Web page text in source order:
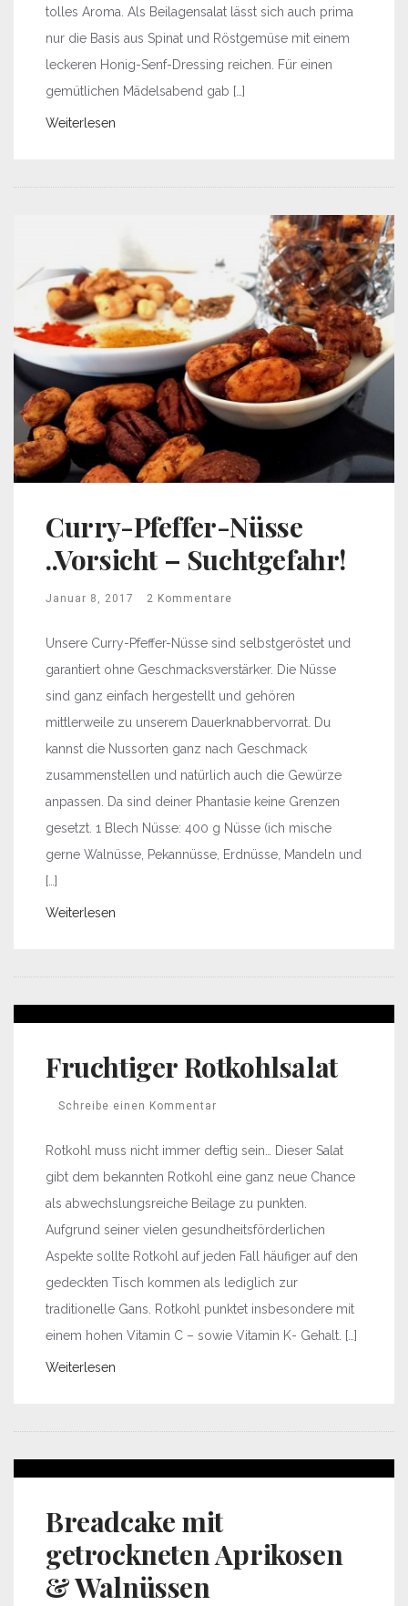
tolles Aroma. Als Beilagensalat lässt sich auch prima
nur die Basis aus Spinat und Röstgemüse mit einem
leckeren Honig-Senf-Dressing reichen. Für einen
gemütlichen Mädelsabend gab […]
Weiterlesen
Curry-Pfeffer-Nüsse
..Vorsicht – Suchtgefahr!
Januar 8, 2017 2 Kommentare
Unsere Curry-Pfeffer-Nüsse sind selbstgeröstet und
garantiert ohne Geschmacksverstärker. Die Nüsse
sind ganz einfach hergestellt und gehören
mittlerweile zu unserem Dauerknabbervorrat. Du
kannst die Nussorten ganz nach Geschmack
zusammenstellen und natürlich auch die Gewürze
anpassen. Da sind deiner Phantasie keine Grenzen
gesetzt. 1 Blech Nüsse: 400 g Nüsse (ich mische
gerne Walnüsse, Pekannüsse, Erdnüsse, Mandeln und
[…]
Weiterlesen
Fruchtiger Rotkohlsalat
Schreibe einen Kommentar
Rotkohl muss nicht immer deftig sein… Dieser Salat
gibt dem bekannten Rotkohl eine ganz neue Chance
als abwechslungsreiche Beilage zu punkten.
Aufgrund seiner vielen gesundheitsförderlichen
Aspekte sollte Rotkohl auf jeden Fall häufiger auf den
gedeckten Tisch kommen als lediglich zur
traditionelle Gans. Rotkohl punktet insbesondere mit
einem hohen Vitamin C – sowie Vitamin K- Gehalt. […]
Weiterlesen
Breadcake mit
getrockneten Aprikosen
& Walnüssen